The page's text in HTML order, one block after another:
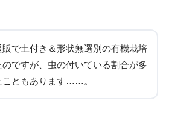
で土付き＆形状無選別の有機栽培
ですが、虫の付いている割合が多
こともあります……。